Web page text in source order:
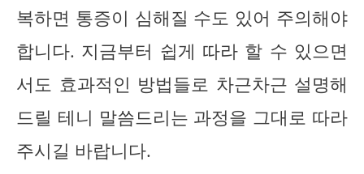
복하면 통증이 심해질 수도 있어 주의해야
합니다. 지금부터 쉽게 따라 할 수 있으면
서도 효과적인 방법들로 차근차근 설명해
드릴 테니 말씀드리는 과정을 그대로 따라
주시길 바랍니다.